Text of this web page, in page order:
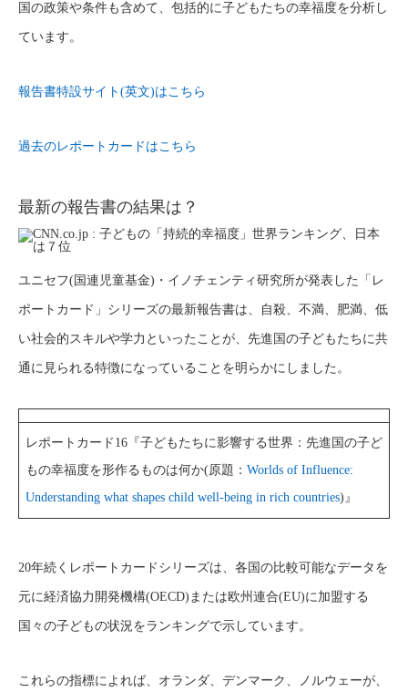
国の政策や条件も含めて、包括的に子どもたちの幸福度を分析し
ています。
報告書特設サイト(英文)はこちら
過去のレポートカードはこちら
最新の報告書の結果は？
ユニセフ(国連児童基金)・イノチェンティ研究所が発表した「レ
ポートカード」シリーズの最新報告書は、自殺、不満、肥満、低
い社会的スキルや学力といったことが、先進国の子どもたちに共
通に見られる特徴になっていることを明らかにしました。
レポートカード16『子どもたちに影響する世界：先進国の子ど
もの幸福度を形作るものは何か(原題： Worlds of Influence:
Understanding what shapes child well-being in rich countries)』
20年続くレポートカードシリーズは、各国の比較可能なデータを
元に経済協力開発機構(OECD)または欧州連合(EU)に加盟する
国々の子どもの状況をランキングで示しています。
これらの指標によれば、オランダ、デンマーク、ノルウェーが、